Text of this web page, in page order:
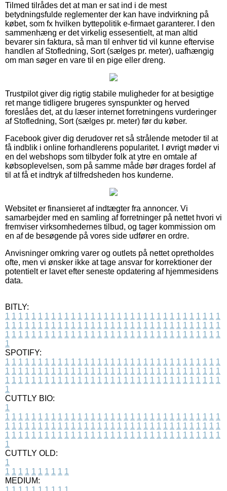
Tilmed tilrådes det at man er sat ind i de mest
betydningsfulde reglementer der kan have indvirkning på
købet, som fx hvilken byttepolitik e-firmaet garanterer. I den
sammenhæng er det virkelig essesentielt, at man altid
bevarer sin faktura, så man til enhver tid vil kunne eftervise
handlen af Stofledning, Sort (sælges pr. meter), uafhængig
om man søger en vare til en pige eller dreng.
Trustpilot giver dig rigtig stabile muligheder for at besigtige
ret mange tidligere brugeres synspunkter og herved
foreslåes det, at du læser internet forretningens vurderinger
af Stofledning, Sort (sælges pr. meter) før du køber.
Facebook giver dig derudover ret så strålende metoder til at
få indblik i online forhandlerens popularitet. I øvrigt møder vi
en del webshops som tilbyder folk at ytre en omtale af
købsoplevelsen, som på samme måde bør drages fordel af
til at få et indtryk af tilfredsheden hos kunderne.
Websitet er finansieret af indtægter fra annoncer. Vi
samarbejder med en samling af forretninger på nettet hvori vi
fremviser virksomhedernes tilbud, og tager kommission om
en af de besøgende på vores side udfører en ordre.
Anvisninger omkring varer og outlets på nettet opretholdes
ofte, men vi ønsker ikke at tage ansvar for korrektioner der
potentielt er lavet efter seneste opdatering af hjemmesidens
data.
BITLY:
1 1 1 1 1 1 1 1 1 1 1 1 1 1 1 1 1 1 1 1 1 1 1 1 1 1 1 1 1 1 1 1 1
1 1 1 1 1 1 1 1 1 1 1 1 1 1 1 1 1 1 1 1 1 1 1 1 1 1 1 1 1 1 1 1 1
1 1 1 1 1 1 1 1 1 1 1 1 1 1 1 1 1 1 1 1 1 1 1 1 1 1 1 1 1 1 1 1 1
1
SPOTIFY:
1 1 1 1 1 1 1 1 1 1 1 1 1 1 1 1 1 1 1 1 1 1 1 1 1 1 1 1 1 1 1 1 1
1 1 1 1 1 1 1 1 1 1 1 1 1 1 1 1 1 1 1 1 1 1 1 1 1 1 1 1 1 1 1 1 1
1 1 1 1 1 1 1 1 1 1 1 1 1 1 1 1 1 1 1 1 1 1 1 1 1 1 1 1 1 1 1 1 1
1
CUTTLY BIO:
1
1 1 1 1 1 1 1 1 1 1 1 1 1 1 1 1 1 1 1 1 1 1 1 1 1 1 1 1 1 1 1 1 1
1 1 1 1 1 1 1 1 1 1 1 1 1 1 1 1 1 1 1 1 1 1 1 1 1 1 1 1 1 1 1 1 1
1 1 1 1 1 1 1 1 1 1 1 1 1 1 1 1 1 1 1 1 1 1 1 1 1 1 1 1 1 1 1 1 1
1
CUTTLY OLD:
1
1 1 1 1 1 1 1 1 1 1
MEDIUM: